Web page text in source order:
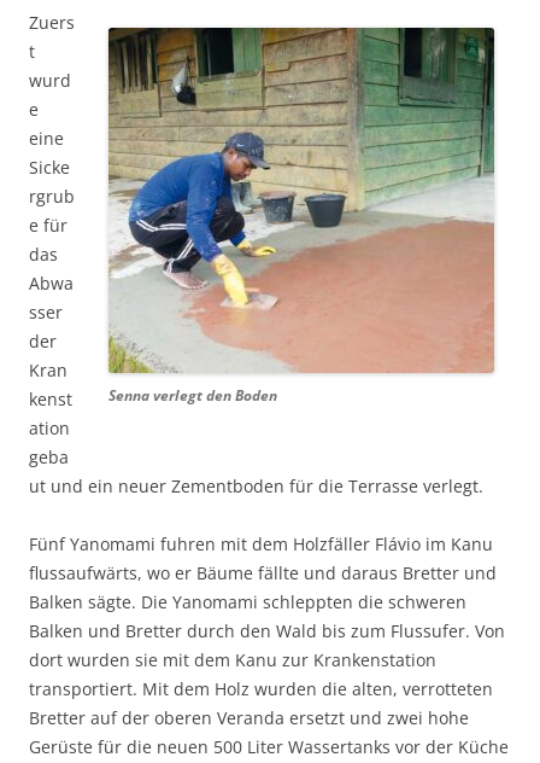
Senna verlegt den Boden
Zuers
t
wurd
e
eine
Sicke
rgrub
e für
das
Abwa
sser
der
Kran
kenst
ation
geba
ut und ein neuer Zementboden für die Terrasse verlegt.
Fünf Yanomami fuhren mit dem Holzfäller Flávio im Kanu
flussaufwärts, wo er Bäume fällte und daraus Bretter und
Balken sägte. Die Yanomami schleppten die schweren
Balken und Bretter durch den Wald bis zum Flussufer. Von
dort wurden sie mit dem Kanu zur Krankenstation
transportiert. Mit dem Holz wurden die alten, verrotteten
Bretter auf der oberen Veranda ersetzt und zwei hohe
Gerüste für die neuen 500 Liter Wassertanks vor der Küche